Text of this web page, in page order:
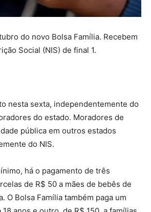
do novo Bolsa Família. Recebem
Social (NIS) de final 1.
nesta sexta, independentemente do
do estado. Moradores de
pública em outros estados
do NIS.
há o pagamento de três
de R$ 50 a mães de bebês de
O Bolsa Família também paga um